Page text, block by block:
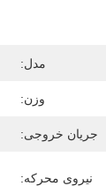
مدل:
وزن:
جریان خروجی:
نیروی محرکه: